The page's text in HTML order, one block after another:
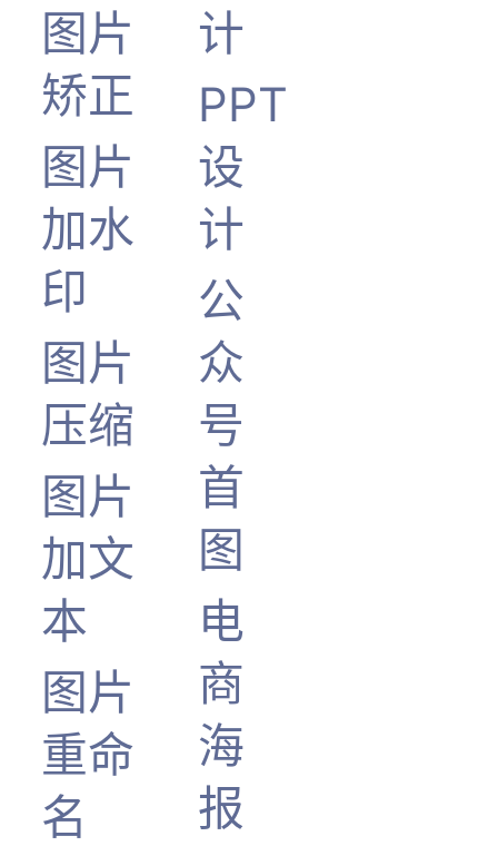
图片
矫正
图片
加水
印
图片
压缩
图片
加文
本
图片
重命
名
计
PPT
设
计
公
众
号
首
图
电
商
海
报